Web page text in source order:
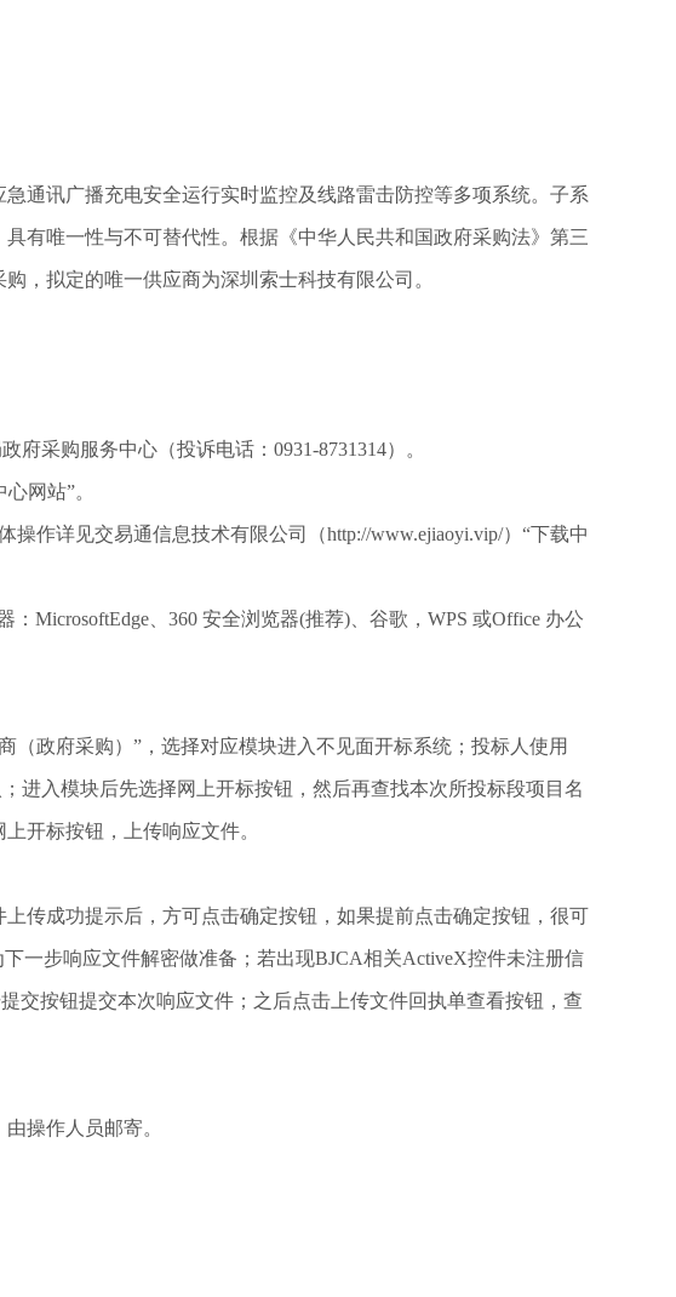
通讯广播充电安全运行实时监控及线路雷击防控等多项系统。子系
有唯一性与不可替代性。根据《中华人民共和国政府采购法》第三
，拟定的唯一供应商为深圳索士科技有限公司。
府采购服务中心（投诉电话： 0931-8731314）。
网站”。
作详见交易通信息技术有限公司（http://www.ejiaoyi.vip/）“下载中
：MicrosoftEdge、360 安全浏览器(推荐)、谷歌，WPS 或Office 办公
（政府采购）”，选择对应模块进入不见面开标系统；投标人使用
进入模块后先选择网上开标按钮，然后再查找本次所投标段项目名
开标按钮，上传响应文件。
传成功提示后，方可点击确定按钮，如果提前点击确定按钮，很可
一步响应文件解密做准备；若出现BJCA相关ActiveX控件未注册信
交按钮提交本次响应文件；之后点击上传文件回执单查看按钮，查
操作人员邮寄。